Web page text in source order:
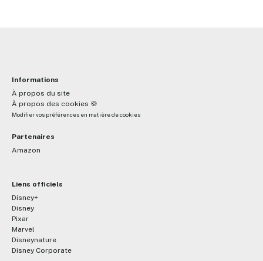
Informations
À propos du site
À propos des cookies 🍪
Modifier vos préférences en matière de cookies
Partenaires
Amazon
Liens officiels
Disney+
Disney
Pixar
Marvel
Disneynature
Disney Corporate